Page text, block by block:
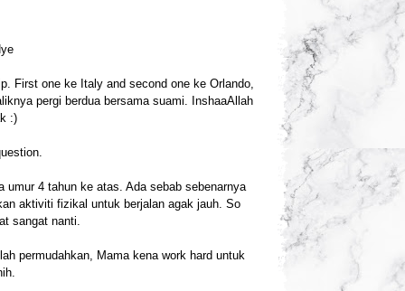
First one ke Italy and second one ke Orlando,
pergi berdua bersama suami. InshaaAllah
:)
4 tahun ke atas. Ada sebab sebenarnya
aktiviti fizikal untuk berjalan agak jauh. So
sangat nanti.
permudahkan, Mama kena work hard untuk